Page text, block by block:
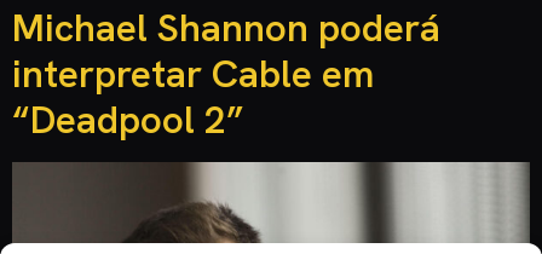
Michael Shannon poderá
interpretar Cable em
“Deadpool 2”